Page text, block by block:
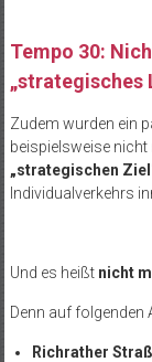
Tempo 30:
„strategisches
Zudem wurden ein
beispielsweise nicht
„strategischen
Individualverkehrs
Und es heißt nicht
Denn auf folgenden
Richrather